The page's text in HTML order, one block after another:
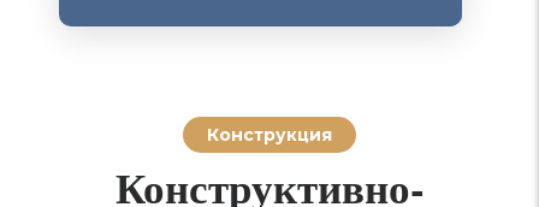
Конструкция
Конструктивно-